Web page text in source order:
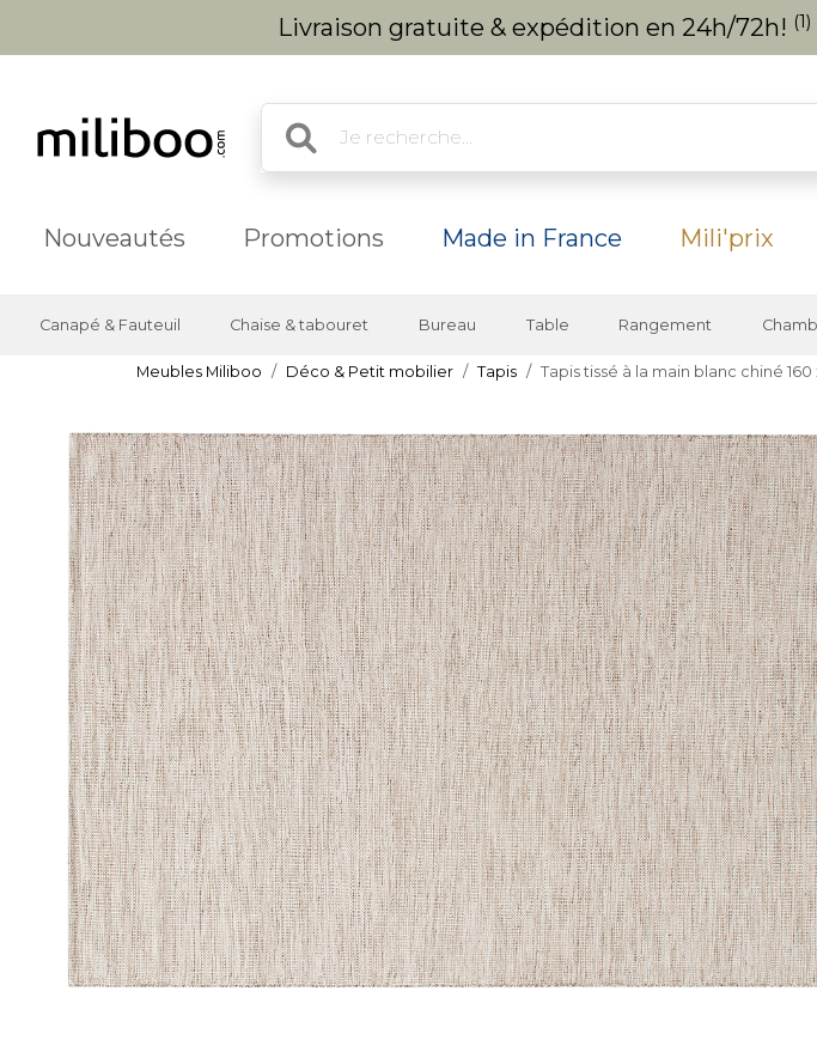
Livraison gratuite & expédition en 24h/72h! (1)
Nouveautés Promotions Made in France Mili'prix
Canapé & Fauteuil Chaise & tabouret Bureau Table Rangement
Meubles Miliboo Déco & Petit mobilier Tapis Tapis tissé à la main blanc chiné 160